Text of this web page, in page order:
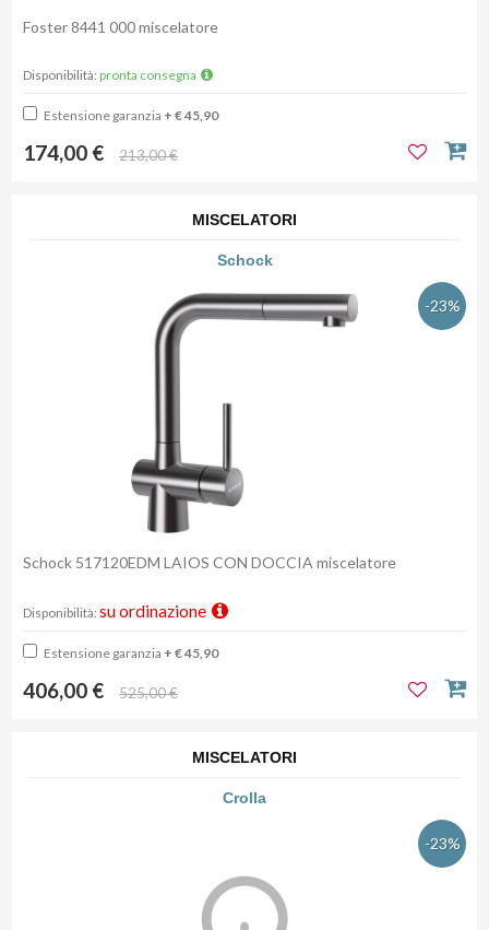
Foster 8441 000 miscelatore
Disponibilità: pronta consegna
Estensione garanzia + € 45,90
174,00 € 213,00 €
MISCELATORI
Schock
-23%
Schock 517120EDM LAIOS CON DOCCIA miscelatore
Disponibilità: su ordinazione
Estensione garanzia + € 45,90
406,00 € 525,00 €
MISCELATORI
Crolla
-23%